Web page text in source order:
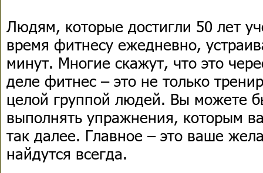
Людям, которые достигли 50 лет
время фитнесу ежедневно,
минут. Многие скажут, что это
деле фитнес – это не только
целой группой людей. Вы можете
выполнять упражнения, которым
так далее. Главное – это ваше
найдутся всегда.